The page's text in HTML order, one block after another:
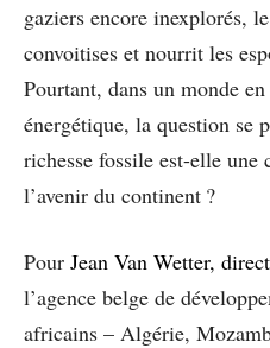
gaziers encore inexplorés,
convoitises et nourrit les
Pourtant, dans un monde
énergétique, la question se
richesse fossile est-elle une
l’avenir du continent ?
Pour Jean Van Wetter,
l’agence belge de
africains – Algérie,